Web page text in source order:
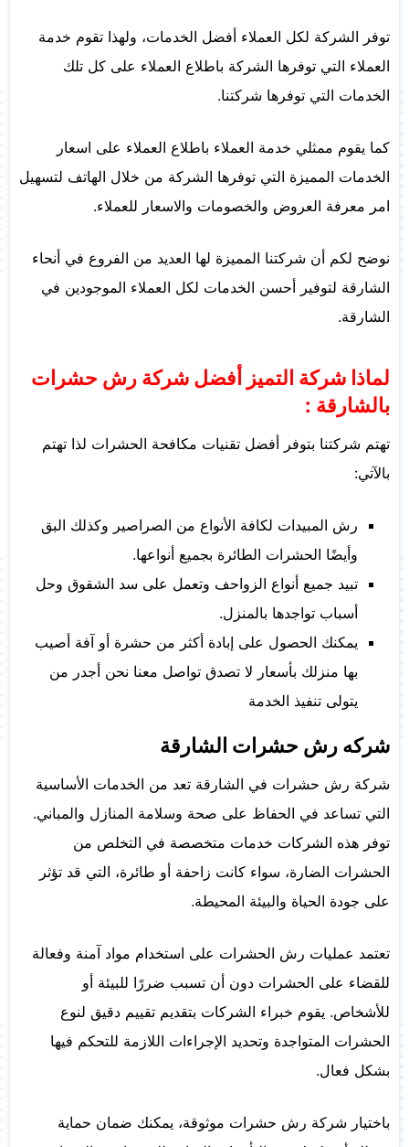
توفر الشركة لكل العملاء أفضل الخدمات، ولهذا تقوم خدمة
العملاء التي توفرها الشركة باطلاع العملاء على كل تلك
الخدمات التي توفرها شركتنا.
كما يقوم ممثلي خدمة العملاء باطلاع العملاء على اسعار
الخدمات المميزة التي توفرها الشركة من خلال الهاتف لتسهيل
امر معرفة العروض والخصومات والاسعار للعملاء.
نوضح لكم أن شركتنا المميزة لها العديد من الفروع في أنحاء
الشارقة لتوفير أحسن الخدمات لكل العملاء الموجودين في
الشارقة.
لماذا شركة التميز أفضل شركة رش حشرات
بالشارقة :
تهتم شركتنا بتوفر أفضل تقنيات مكافحة الحشرات لذا تهتم
بالآتي:
رش المبيدات لكافة الأنواع من الصراصير وكذلك البق
وأيضًا الحشرات الطائرة بجميع أنواعها.
تبيد جميع أنواع الزواحف وتعمل على سد الشقوق وحل
أسباب تواجدها بالمنزل.
يمكنك الحصول على إبادة أكثر من حشرة أو آفة أصيب
بها منزلك بأسعار لا تصدق تواصل معنا نحن أجدر من
يتولى تنفيذ الخدمة
شركه رش حشرات الشارقة
شركة رش حشرات في الشارقة تعد من الخدمات الأساسية
التي تساعد في الحفاظ على صحة وسلامة المنازل والمباني.
توفر هذه الشركات خدمات متخصصة في التخلص من
الحشرات الضارة، سواء كانت زاحفة أو طائرة، التي قد تؤثر
على جودة الحياة والبيئة المحيطة.
تعتمد عمليات رش الحشرات على استخدام مواد آمنة وفعالة
للقضاء على الحشرات دون أن تسبب ضررًا للبيئة أو
للأشخاص. يقوم خبراء الشركات بتقديم تقييم دقيق لنوع
الحشرات المتواجدة وتحديد الإجراءات اللازمة للتحكم فيها
بشكل فعال.
باختيار شركة رش حشرات موثوقة، يمكنك ضمان حماية